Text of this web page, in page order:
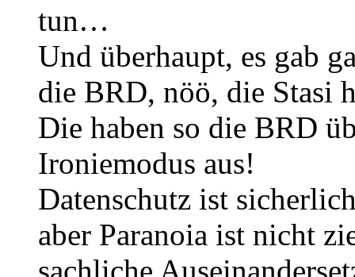
tun…
Und überhaupt, es gab
die BRD, nöö, die Stasi
Die haben so die BRD
Ironiemodus aus!
Datenschutz ist
aber Paranoia ist nicht